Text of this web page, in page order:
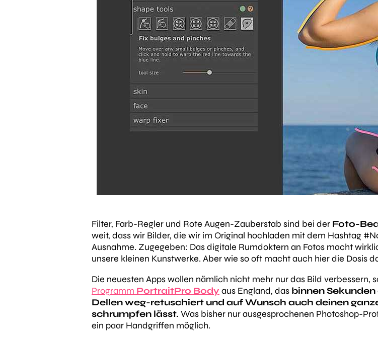
Filter, Farb-Regler und Rote Augen-Zauberstab sind bei der Foto-
weit, dass wir Bilder, die wir im Original hochladen mit dem Hashtag
Ausnahme. Zugegeben: Das digitale Rumdoktern an Fotos macht
unsere kleinen Kunstwerke. Aber wie so oft macht auch hier die Dosis
Die neuesten Apps wollen nämlich nicht mehr nur das Bild verbessern,
Programm PortraitPro Body aus England, das binnen
Dellen weg-retuschiert und auf Wunsch auch deinen
schrumpfen lässt. Was bisher nur ausgesprochenen Photoshop-
ein paar Handgriffen möglich.